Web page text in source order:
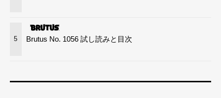
5 Brutus No. 1056 試し読みと目次